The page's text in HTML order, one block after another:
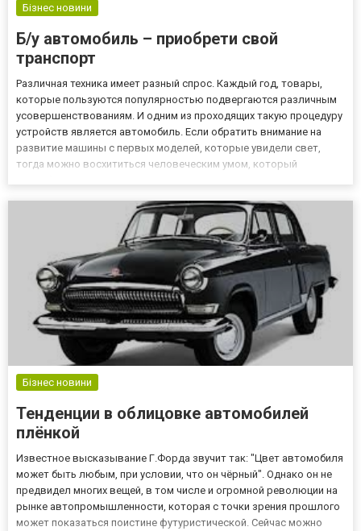
Бізнес новини
Б/у автомобиль – приобрети свой
транспорт
Различная техника имеет разный спрос. Каждый год, товары,
которые пользуются популярностью подвергаются различным
усовершенствованиям. И одним из проходящих такую процедуру
устройств является автомобиль. Если обратить внимание на
развитие машины с первых моделей, которые увидели свет,
тогда можно восхититься человеческим умом, который
Бізнес новини
Тенденции в облицовке автомобилей
плёнкой
Известное высказывание Г.Форда звучит так: "Цвет автомобиля
может быть любым, при условии, что он чёрный". Однако он не
предвидел многих вещей, в том числе и огромной революции на
рынке автопромышленности, которая с точки зрения прошлого
может показаться поистине футуристической. Сейчас можно